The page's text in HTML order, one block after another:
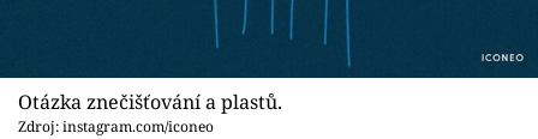
Otázka znečišťování a plastů.
Zdroj: instagram.com/iconeo